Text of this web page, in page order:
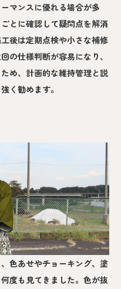
マンスに優れる場合が多
とに確認して疑問点を解消
後は定期点検や小さな補修
の仕様判断が容易になり、
め、計画的な維持管理と説
く勧めます。
色あせやチョーキング、塗
度も見てきました。色が抜